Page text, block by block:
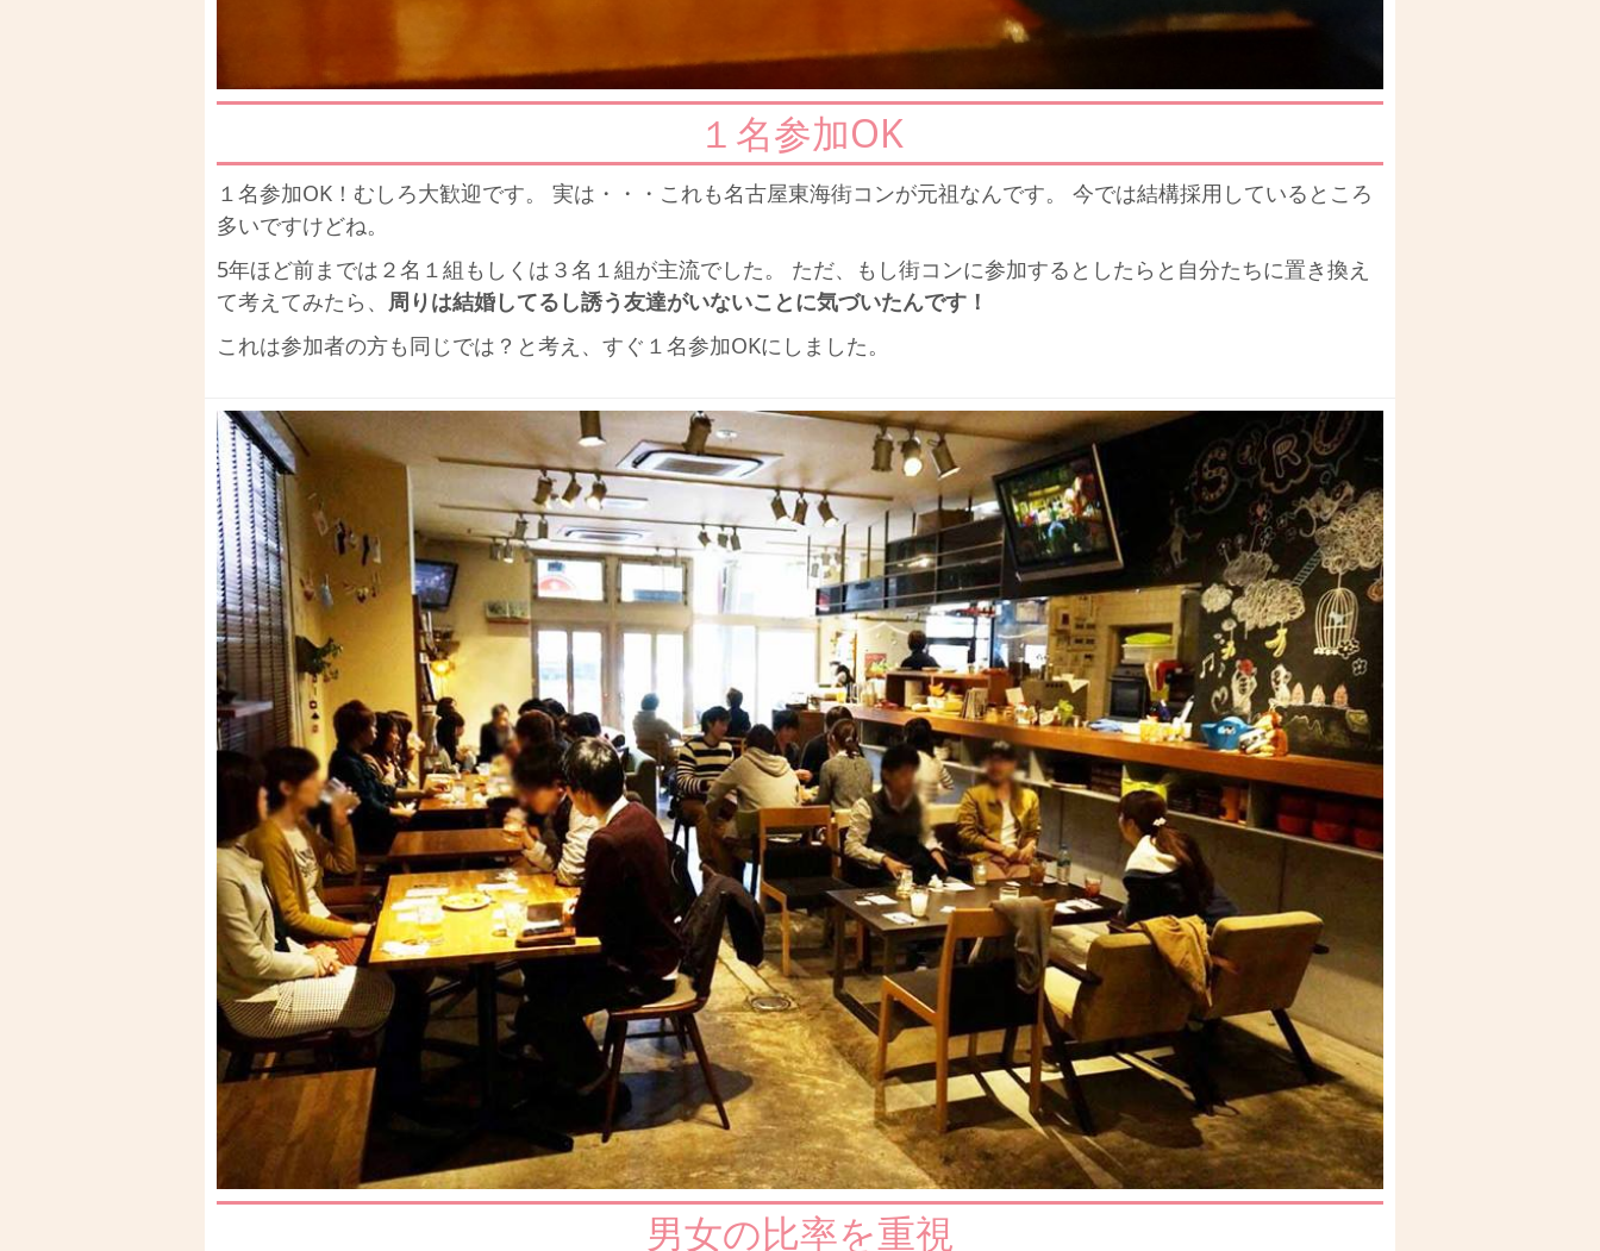
１名参加OK
１名参加OK！むしろ大歓迎です。 実は・・・これも名古屋東海街コンが元祖なんです。 今では結構採用しているところ
多いですけどね。
5年ほど前までは２名１組もしくは３名１組が主流でした。 ただ、もし街コンに参加するとしたらと自分たちに置き換え
て考えてみたら、 周りは結婚してるし誘う友達がいないことに気づいたんです！
これは参加者の方も同じでは？と考え、すぐ１名参加OKにしました。
男女の比率を重視